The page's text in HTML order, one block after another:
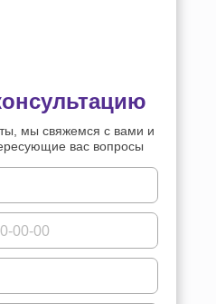
мы свяжемся с вами и
вас вопросы